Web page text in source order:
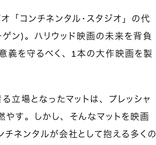
「コンチネンタル・スタジオ」の代
ゲン）。ハリウッド映画の未来を背負
義を守るべく、1本の大作映画を製
立場となったマットは、プレッシャ
す。しかし、そんなマットを映画
ネンタルが会社として抱える多くの